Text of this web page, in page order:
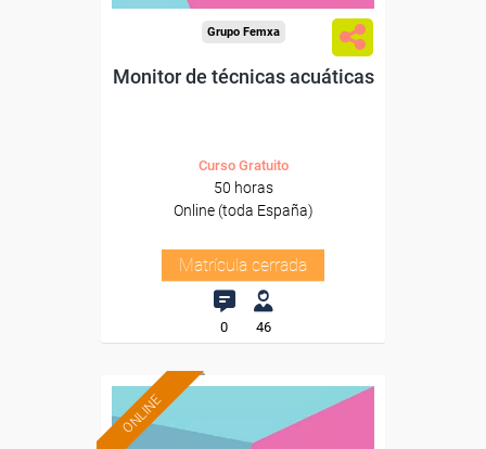
Grupo Femxa
Monitor de técnicas acuáticas
Curso Gratuito
50 horas
Online (toda España)
Matrícula cerrada
0 46
ONLINE